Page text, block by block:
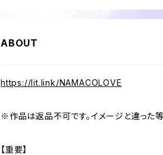
ABOUT
https://lit.link/NAMACOLOVE
※作品は返品不可です。イメージと違った
【重要】